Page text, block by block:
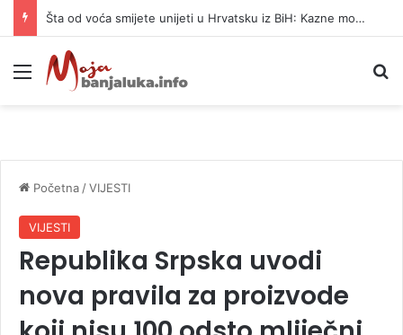
Šta od voća smijete unijeti u Hrvatsku iz BiH: Kazne mogu dostići 13.260 evra
Meni
Početna /VIJESTI
VIJESTI
Republika Srpska uvodi
nova pravila za proizvode